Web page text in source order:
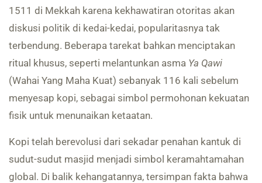
1511 di Mekkah karena kekhawatiran otoritas akan
diskusi politik di kedai-kedai, popularitasnya tak
terbendung. Beberapa tarekat bahkan menciptakan
ritual khusus, seperti melantunkan asma Ya Qawi
(Wahai Yang Maha Kuat) sebanyak 116 kali sebelum
menyesap kopi, sebagai simbol permohonan kekuatan
fisik untuk menunaikan ketaatan.
Kopi telah berevolusi dari sekadar penahan kantuk di
sudut-sudut masjid menjadi simbol keramahtamahan
global. Di balik kehangatannya, tersimpan fakta bahwa